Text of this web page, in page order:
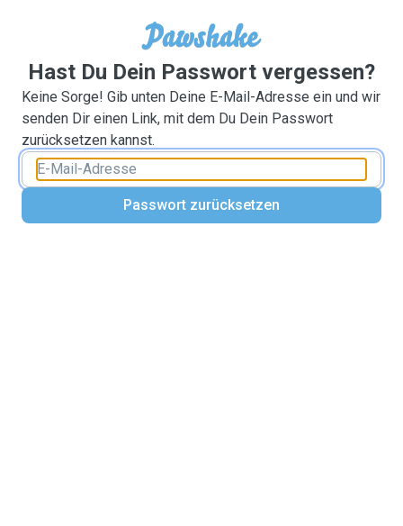
Hast Du Dein Passwort vergessen?
Keine Sorge! Gib unten Deine E-Mail-Adresse ein und wir
senden Dir einen Link, mit dem Du Dein Passwort
zurücksetzen kannst.
Passwort zurücksetzen